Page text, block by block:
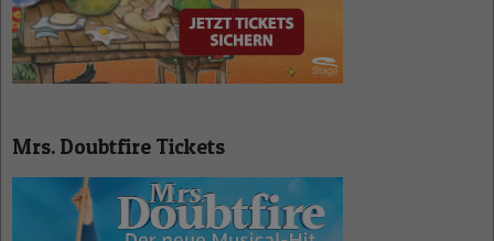
Mrs. Doubtfire Tickets